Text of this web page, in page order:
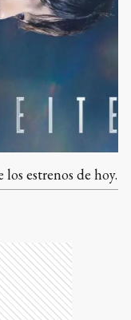
estrenos de hoy.